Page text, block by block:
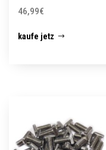
46,99€
kaufe jetz